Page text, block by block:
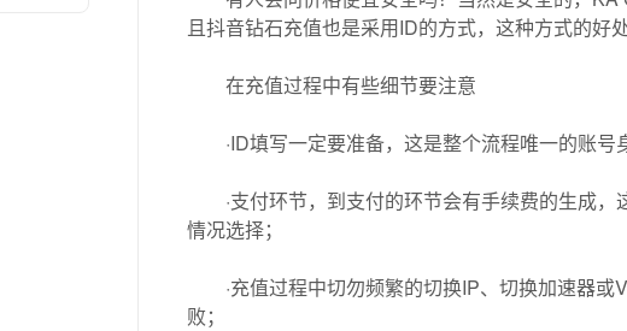
且抖音钻石充值也是采用ID的方式，这种方式的好
在充值过程中有些细节要注意
·ID填写一定要准备，这是整个流程唯一的账
·支付环节，到支付的环节会有手续费的生成
情况选择；
·充值过程中切勿频繁的切换IP、切换加速器
败；